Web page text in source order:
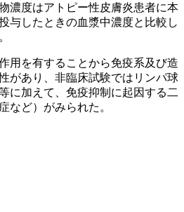
濃度はアトピー性皮膚炎患者に本
与したときの血漿中濃度と比較し
用を有することから免疫系及び造
があり、非臨床試験ではリンパ球
に加えて、免疫抑制に起因する二
など）がみられた。